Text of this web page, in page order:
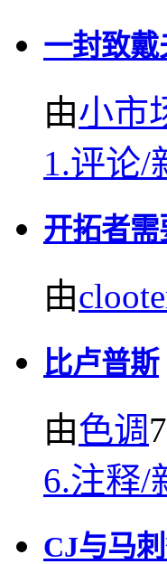
一封致戴
由小市
1.评论/
开拓者
由
比卢普斯
由色调
6.注释/
CJ与马